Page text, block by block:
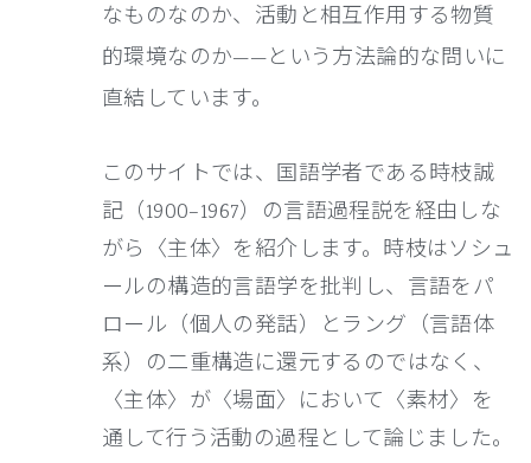
なものなのか、活動と相互作用する物質
的環境なのか——という方法論的な問いに
直結しています。
このサイトでは、国語学者である時枝誠
記（1900–1967）の言語過程説を経由しな
がら〈主体〉を紹介します。時枝はソシュ
ールの構造的言語学を批判し、言語をパ
ロール（個人の発話）とラング（言語体
系）の二重構造に還元するのではなく、
〈主体〉が〈場面〉において〈素材〉を
通して行う活動の過程として論じました。